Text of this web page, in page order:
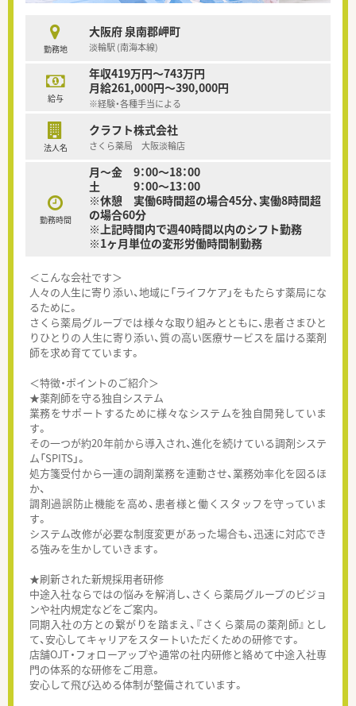
勤務地
大阪府 泉南郡岬町
淡輪駅 (南海本線)
給与
年収419万円～743万円
月給261,000円～390,000円
※経験・各種手当による
法人名
クラフト株式会社
さくら薬局 大阪淡輪店
勤務時間
月～金 9：00～18：00
土 9：00～13：00
※休憩 実働6時間超の場合45分、実働8時間超
の場合60分
※上記時間内で週40時間以内のシフト勤務
※1ヶ月単位の変形労働時間制勤務
＜こんな会社です＞
人々の人生に寄り添い、地域に「ライフケア」をもたらす薬局にな
るために。
さくら薬局グループでは様々な取り組みとともに、患者さまひと
りひとりの人生に寄り添い、質の高い医療サービスを届ける薬剤
師を求め育てています。
＜特徴・ポイントのご紹介＞
★薬剤師を守る独自システム
業務をサポートするために様々なシステムを独自開発していま
す。
その一つが約20年前から導入され、進化を続けている調剤システ
ム「SPITS」。
処方箋受付から一連の調剤業務を連動させ、業務効率化を図るほ
か、
調剤過誤防止機能を高め、患者様と働くスタッフを守っていま
す。
システム改修が必要な制度変更があった場合も、迅速に対応でき
る強みを生かしていきます。
★刷新された新規採用者研修
中途入社ならではの悩みを解消し、さくら薬局グループのビジョ
ンや社内規定などをご案内。
同期入社の方との繋がりを踏まえ、『さくら薬局の薬剤師』とし
て、安心してキャリアをスタートいただくための研修です。
店舗OJT・フォローアップや通常の社内研修と絡めて中途入社専
門の体系的な研修をご用意。
安心して飛び込める体制が整備されています。